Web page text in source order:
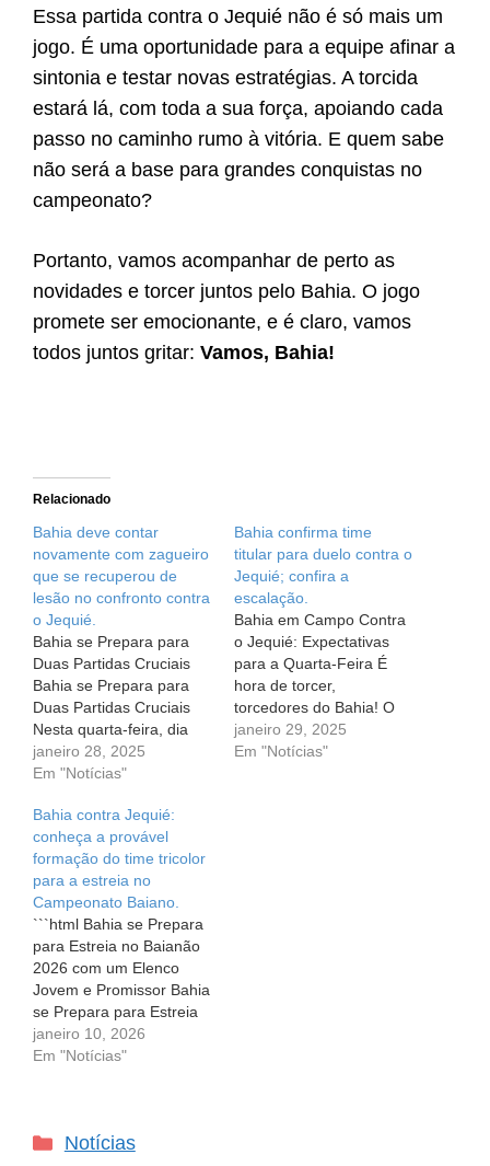
Essa partida contra o Jequié não é só mais um
jogo. É uma oportunidade para a equipe afinar a
sintonia e testar novas estratégias. A torcida
estará lá, com toda a sua força, apoiando cada
passo no caminho rumo à vitória. E quem sabe
não será a base para grandes conquistas no
campeonato?
Portanto, vamos acompanhar de perto as
novidades e torcer juntos pelo Bahia. O jogo
promete ser emocionante, e é claro, vamos
todos juntos gritar: Vamos, Bahia!
Relacionado
Bahia deve contar
novamente com zagueiro
que se recuperou de
lesão no confronto contra
o Jequié.
Bahia se Prepara para
Duas Partidas Cruciais
Bahia se Prepara para
Duas Partidas Cruciais
Nesta quarta-feira, dia
29, o Esporte Clube
Bahia vai em busca de
vez enfrentando o Jequié
em um jogo que promete
ser emocionante. E olha,
a expectativa é alta! O
Bahia deve…
janeiro 28, 2025
Em "Notícias"
Bahia confirma time
titular para duelo contra o
Jequié; confira a
escalação.
Bahia em Campo Contra
o Jequié: Expectativas
para a Quarta-Feira É
hora de torcer,
torcedores do Bahia! O
nosso time está pronto
para entrar em campo
janeiro 29, 2025
Em "Notícias"
Bahia contra Jequié:
conheça a provável
formação do time tricolor
para a estreia no
Campeonato Baiano.
```html Bahia se Prepara
para Estreia no Baianão
2026 com um Elenco
Jovem e Promissor Bahia
se Prepara para Estreia
no Baianão 2026 com um
Elenco Jovem e
esperar para ver seu time
janeiro 10, 2026
Em "Notícias"
Categorias
Notícias